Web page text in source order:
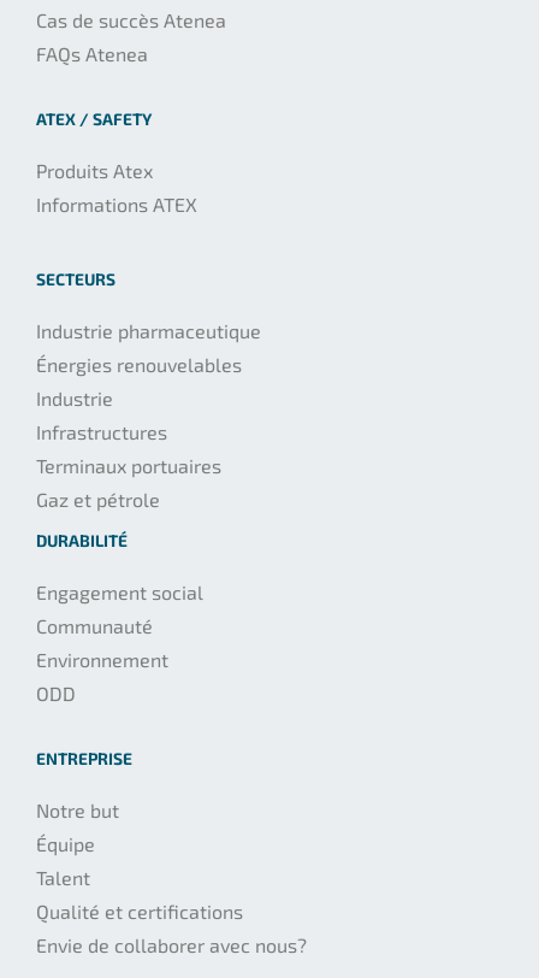
Cas de succès Atenea
FAQs Atenea
ATEX / SAFETY
Produits Atex
Informations ATEX
SECTEURS
Industrie pharmaceutique
Énergies renouvelables
Industrie
Infrastructures
Terminaux portuaires
Gaz et pétrole
DURABILITÉ
Engagement social
Communauté
Environnement
ODD
ENTREPRISE
Notre but
Équipe
Talent
Qualité et certifications
Envie de collaborer avec nous?